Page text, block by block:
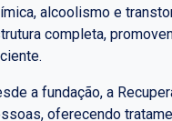
alcoolismo e
completa,
a fundação, a
oferecendo